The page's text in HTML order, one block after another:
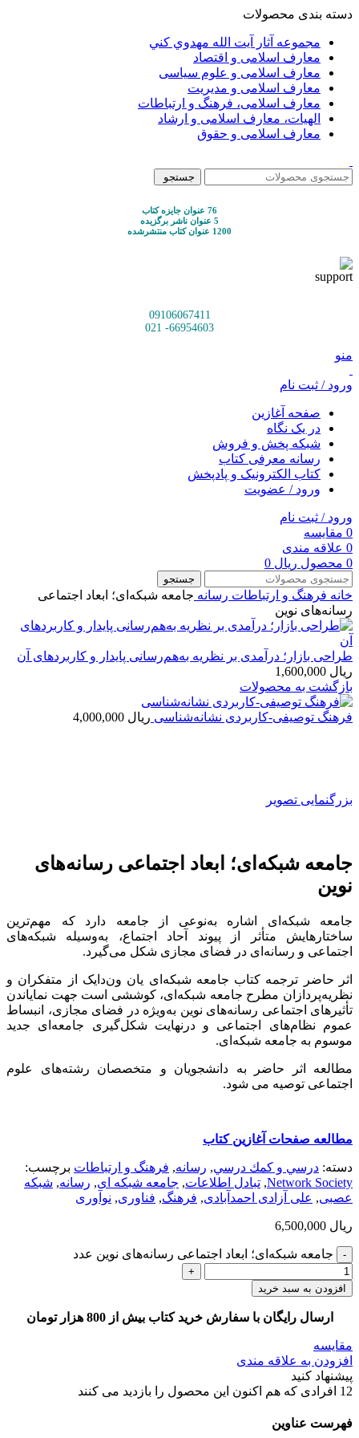
دسته بندی محصولات
مجموعه آثار آيت الله مهدوي كني
معارف اسلامی و اقتصاد
معارف اسلامی و علوم سیاسی
معارف اسلامی و مدیریت
معارف اسلامی، فرهنگ و ارتباطات
الهیات، معارف اسلامی و ارشاد
معارف اسلامی و حقوق
جستجو
76 عنوان جایزه کتاب
5 عنوان ناشر برگزیده
1200 عنوان کتاب منتشرشده
09106067411
66954603- 021
منو
ورود / ثبت نام
صفحه آغازین
در یک نگاه
شبکه پخش و فروش
رسانه معرفی کتاب
کتاب الکترونیک و پادپخش
ورود / عضویت
ورود / ثبت نام
0 مقایسه
0 علاقه مندی
0 محصول ریال
جستجو
خانه فرهنگ و ارتباطات رسانه جامعه شبکه‌ای؛ ابعاد اجتماعی
رسانه‌های نوین
طراحی بازار؛ درآمدی بر نظریه به‌هم‌رسانی پایدار و کاربردهای آن
ریال
بازگشت به محصولات
فرهنگ توصیفی-کاربردی نشانه‌شناسی ریال
بزرگنمایی تصویر
جامعه شبکه‌ای؛ ابعاد اجتماعی رسانه‌های
نوین
جامعه شبکه‌ای اشاره به‌نوعی از جامعه دارد که مهم‌ترین
ساختارهایش متأثر از پیوند آحاد اجتماع، به‌وسیله شبکه‌های
اجتماعی و رسانه‌ای در فضای مجازی شکل می‌گیرد.
اثر حاضر ترجمه کتاب جامعه شبکه‌ای یان ون‌دایک از متفکران و
نظریه‌پردازان مطرح جامعه شبکه‌ای، کوششی است جهت نمایاندن
تأثیرهای اجتماعی رسانه‌های نوین به‌ویژه در فضای مجازی، انبساط
عموم نظام‌های اجتماعی و درنهایت شکل‌گیری جامعه‌ای جدید
موسوم به جامعه شبکه‌ای.
مطالعه اثر حاضر به دانشجویان و متخصصان رشته‌های علوم
اجتماعی توصیه می شود.
مطالعه صفحات آغازین کتاب
دسته: درسي و كمك درسي, رسانه, فرهنگ و ارتباطات برچسب:
Network Society
, تبادل اطلاعات, جامعه شبکه ای, رسانه, شبکه
عصبی, علی آزادی احمدآبادی, فرهنگ, فناوری, نوآوری
ریال
جامعه شبکه‌ای؛ ابعاد اجتماعی رسانه‌های نوین عدد
افزودن به سبد خرید
ارسال رایگان با سفارش خرید کتاب بیش از 800 هزار تومان
مقایسه
افزودن به علاقه مندی
پیشنهاد کنید
12 افرادی که هم اکنون این محصول را بازدید می کنند
فهرست عناوین